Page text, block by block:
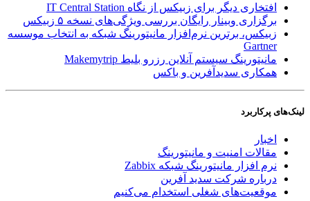
افتخاری دیگر برای زبیکس از نگاه IT Central Station
برگزاری وبینار رایگان بررسی ویژگی‌های نسخه ۵ زبیکس
زبیکس، برترین نرم‌افزار مانیتورینگ شبکه به انتخاب موسسه
Gartner
مانیتورینگ سیستم آنلاین رزرو بلیط Makemytrip
همکاری سدیدآفرین و باکس
لینک‌های پر‌کاربرد
اخبار
مقالات امنیت و مانیتورینگ
نرم افزار مانیتورینگ شبکه Zabbix
درباره شرکت سدید آفرین
موقعیت‌های شغلی استخدام ‌می‌کنیم